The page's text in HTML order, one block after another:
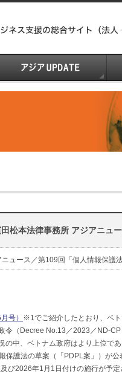
田松本法律事務所 アジアニュ
ュース／第109回「個人情報保護法
号） ※1でご紹介したとおり、ベ
令（Decree No.13／2023／ND-
の中、ベトナム政府はより上位で
保護法の草案（「PDPL案」）が
び2026年1月1日付けの施行が予定